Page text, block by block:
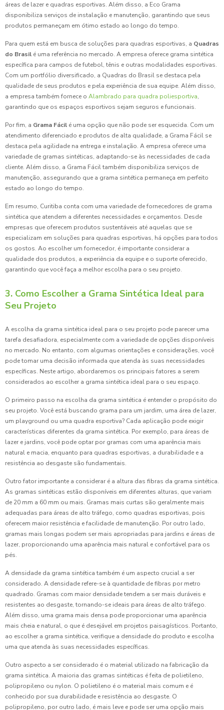
áreas de lazer e quadras esportivas. Além disso, a Eco Grama
disponibiliza serviços de instalação e manutenção, garantindo que seus
produtos permaneçam em ótimo estado ao longo do tempo.
Para quem está em busca de soluções para quadras esportivas, a Quadras
do Brasil é uma referência no mercado. A empresa oferece grama sintética
específica para campos de futebol, tênis e outras modalidades esportivas.
Com um portfólio diversificado, a Quadras do Brasil se destaca pela
qualidade de seus produtos e pela experiência de sua equipe. Além disso,
a empresa também fornece o Alambrado para quadra poliesportiva,
garantindo que os espaços esportivos sejam seguros e funcionais.
Por fim, a Grama Fácil é uma opção que não pode ser esquecida. Com um
atendimento diferenciado e produtos de alta qualidade, a Grama Fácil se
destaca pela agilidade na entrega e instalação. A empresa oferece uma
variedade de gramas sintéticas, adaptando-se às necessidades de cada
cliente. Além disso, a Grama Fácil também disponibiliza serviços de
manutenção, assegurando que a grama sintética permaneça em perfeito
estado ao longo do tempo.
Em resumo, Curitiba conta com uma variedade de fornecedores de grama
sintética que atendem a diferentes necessidades e orçamentos. Desde
empresas que oferecem produtos sustentáveis até aquelas que se
especializam em soluções para quadras esportivas, há opções para todos
os gostos. Ao escolher um fornecedor, é importante considerar a
qualidade dos produtos, a experiência da equipe e o suporte oferecido,
garantindo que você faça a melhor escolha para o seu projeto.
3. Como Escolher a Grama Sintética Ideal para
Seu Projeto
A escolha da grama sintética ideal para o seu projeto pode parecer uma
tarefa desafiadora, especialmente com a variedade de opções disponíveis
no mercado. No entanto, com algumas orientações e considerações, você
pode tomar uma decisão informada que atenda às suas necessidades
específicas. Neste artigo, abordaremos os principais fatores a serem
considerados ao escolher a grama sintética ideal para o seu espaço.
O primeiro passo na escolha da grama sintética é entender o propósito do
seu projeto. Você está buscando grama para um jardim, uma área de lazer,
um playground ou uma quadra esportiva? Cada aplicação pode exigir
características diferentes da grama sintética. Por exemplo, para áreas de
lazer e jardins, você pode optar por gramas com uma aparência mais
natural e macia, enquanto para quadras esportivas, a durabilidade e a
resistência ao desgaste são fundamentais.
Outro fator importante a considerar é a altura das fibras da grama sintética.
As gramas sintéticas estão disponíveis em diferentes alturas, que variam
de 20 mm a 60 mm ou mais. Gramas mais curtas são geralmente mais
adequadas para áreas de alto tráfego, como quadras esportivas, pois
oferecem maior resistência e facilidade de manutenção. Por outro lado,
gramas mais longas podem ser mais apropriadas para jardins e áreas de
lazer, proporcionando uma aparência mais natural e confortável para os
pés.
A densidade da grama sintética também é um aspecto crucial a ser
considerado. A densidade refere-se à quantidade de fibras por metro
quadrado. Gramas com maior densidade tendem a ser mais duráveis e
resistentes ao desgaste, tornando-se ideais para áreas de alto tráfego.
Além disso, uma grama mais densa pode proporcionar uma aparência
mais cheia e natural, o que é desejável em projetos paisagísticos. Portanto,
ao escolher a grama sintética, verifique a densidade do produto e escolha
uma que atenda às suas necessidades específicas.
Outro aspecto a ser considerado é o material utilizado na fabricação da
grama sintética. A maioria das gramas sintéticas é feita de polietileno,
polipropileno ou nylon. O polietileno é o material mais comum e é
conhecido por sua durabilidade e resistência ao desgaste. O
polipropileno, por outro lado, é mais leve e pode ser uma opção mais